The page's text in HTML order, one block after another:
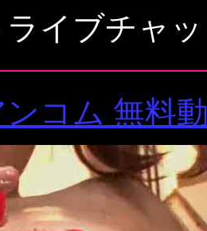
ライブチャ
コム 無料